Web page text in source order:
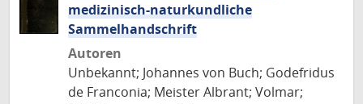
medizinisch-naturkundliche
Sammelhandschrift
Autoren
Unbekannt; Johannes von Buch; Godefridus
de Franconia; Meister Albrant; Volmar;